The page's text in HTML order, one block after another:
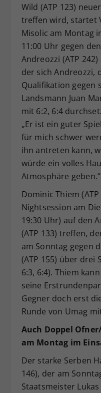
Wild (ATP 123)
treffen wird, startet
Misolic am Montag
11:00 Uhr gegen
Andreozzi (ATP
der sich Andreozzi,
Qualifikation gegen
Landsmann Juan
mit 6:2, 6:4
„Er ist ein guter
für mich schwer
ihn antreten kann,
würde ein volles
Atmosphäre geben.“
Dominic Thiem
Nightsession am
19:30 Uhr) auf den
(ATP 133) treffen,
am Sonntag gegen
(ATP 155) über drei
6:3, 6:4). Thiem
seine
Gegner doch erst
Runde von Umag
Auch Doppel
am Montag im
Der starke Serben
146), der am
Staatsmeister